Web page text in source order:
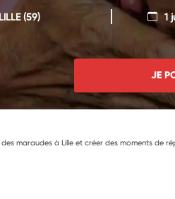
LILLE(59) 1
JE
maraudes à Lille et créer des moments de